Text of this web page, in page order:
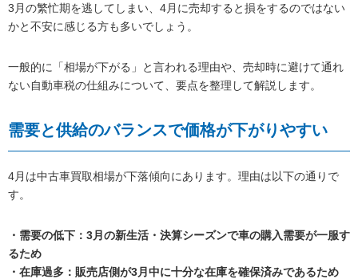
3月の繁忙期を逃してしまい、4月に売却すると損をするのではない
かと不安に感じる方も多いでしょう。
一般的に「相場が下がる」と言われる理由や、売却時に避けて通れ
ない自動車税の仕組みについて、要点を整理して解説します。
需要と供給のバランスで価格が下がりやすい
4月は中古車買取相場が下落傾向にあります。理由は以下の通りで
す。
・需要の低下：3月の新生活・決算シーズンで車の購入需要が一服す
るため
・在庫過多：販売店側が3月中に十分な在庫を確保済みであるため